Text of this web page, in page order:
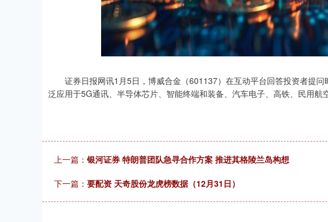
证券日报网讯1月5日，博威合金（601137）在互动平台回答投资者提问
泛应用于5G通讯、半导体芯片、智能终端和装备、汽车电子、高铁、民用航
上一篇： 银河证券 特朗普团队急寻合作方案 推进其格陵兰岛构想
下一篇： 要配资 天奇股份龙虎榜数据（12月31日）
深证成指 14211.89 101.77